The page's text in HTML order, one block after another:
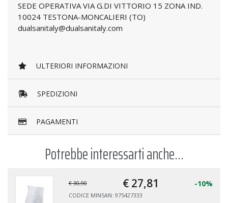
SEDE OPERATIVA VIA G.DI VITTORIO 15 ZONA IND.
10024 TESTONA-MONCALIERI (TO)
dualsanitaly@dualsanitaly.com
ULTERIORI INFORMAZIONI
SPEDIZIONI
PAGAMENTI
Potrebbe interessarti anche...
€ 30,90 € 27,81 -10%
CODICE MINSAN: 975427333